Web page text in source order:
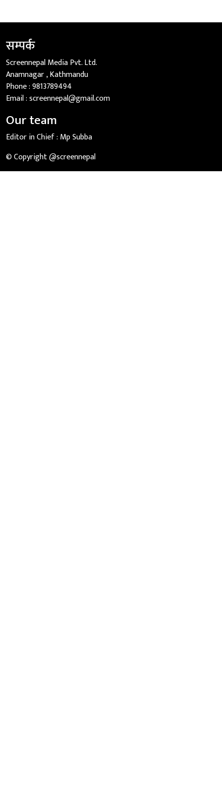
सम्पर्क
Screennepal Media Pvt. Ltd.
Anamnagar , Kathmandu
Phone :9813789494
Email :screennepal@gmail.com
Our team
Editor in Chief : Mp Subba
© Copyright @screennepal